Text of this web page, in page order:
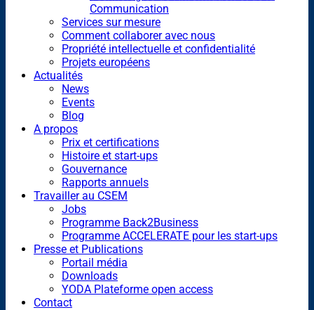
Communication
Services sur mesure
Comment collaborer avec nous
Propriété intellectuelle et confidentialité
Projets européens
Actualités
News
Events
Blog
A propos
Prix et certifications
Histoire et start-ups
Gouvernance
Rapports annuels
Travailler au CSEM
Jobs
Programme Back2Business
Programme ACCELERATE pour les start-ups
Presse et Publications
Portail média
Downloads
YODA Plateforme open access
Contact